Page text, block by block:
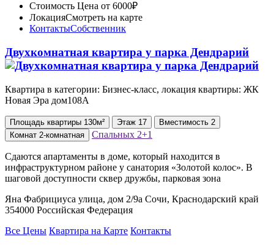
Стоимость Цена от 6000₽
ЛокацияСмотреть на карте
КонтактыСобственник
Двухкомнатная квартира у парка Дендрарий
Квартира в категории: Бизнес-класс, локация квартиры: ЖК
Новая Эра дом108А
Площадь квартиры 130м² Этаж 17 Вместимость 2
Комнат 2-комнатная Спальных 2+1
Сдаются апартаменты в доме, который находится в
инфраструктурном районе у санатория «Золотой колос». В
шаговой доступности сквер дружбы, парковая зона
Яна Фабрициуса улица, дом 2/9а Сочи, Краснодарский край
354000 Российская Федерация
Все Цены Квартира на Карте Контакты